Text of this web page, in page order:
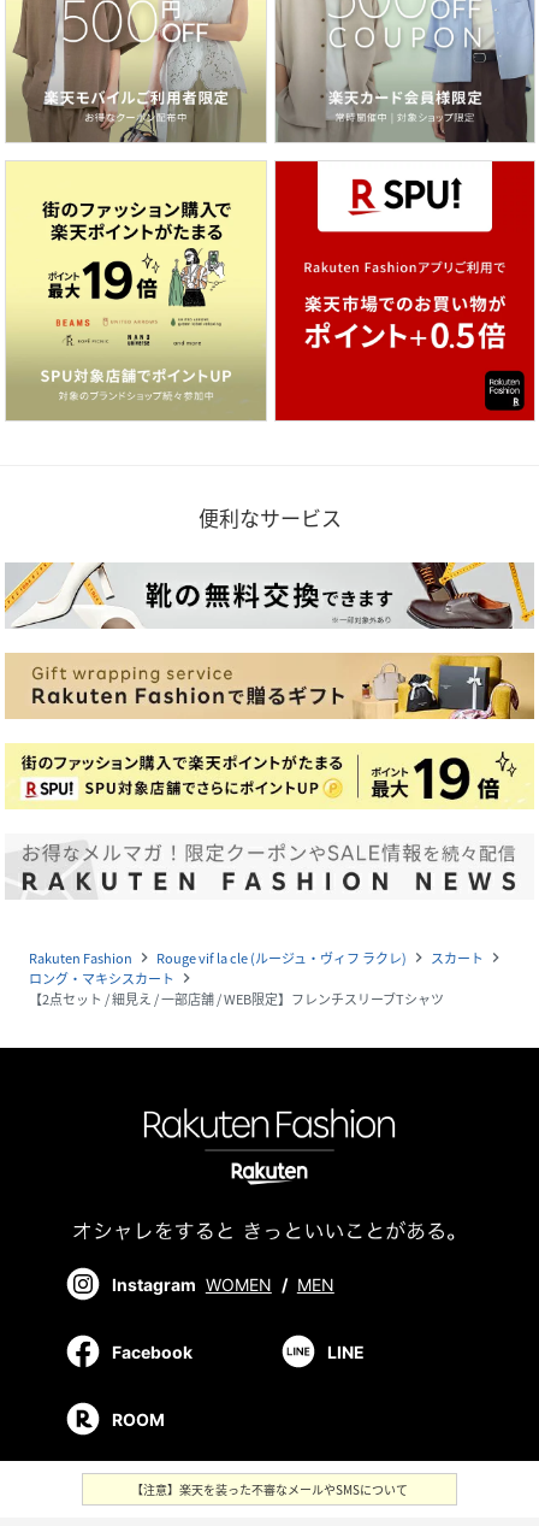
便利なサービス
Rakuten Fashion navigate_next Rouge vif la cle (ルージュ・ヴィフ ラクレ) navigate_next スカート navigate_next
ロング・マキシスカート navigate_next
【2点セット / 細見え / 一部店舗 / WEB限定】フレンチスリーブTシャツ
Instagram WOMEN / MEN
Facebook LINE
ROOM
【注意】楽天を装った不審なメールやSMSについて